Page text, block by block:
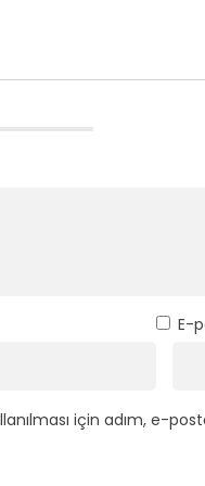
E-
için adım, e-